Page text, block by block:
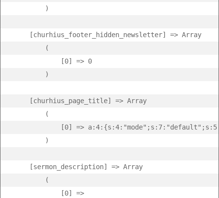
        )
    [churhius_footer_hidden_newsletter] => Array
        (
            [0] => 0
        )
    [churhius_page_title] => Array
        (
[0] =>
        )
    [sermon_description] => Array
        (
            [0] =>